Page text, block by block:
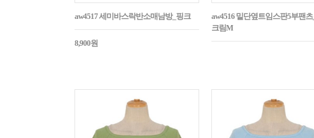
aw4517 세미바스락반소매남방_핑크
8,900원
aw4516 밑단옆트임스판5부팬츠_
크림M